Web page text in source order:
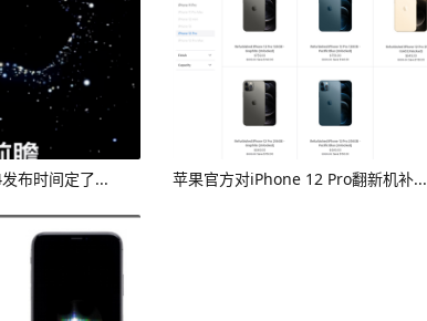
布时间定了... 苹果官方对iPhone 12 Pro翻新机补...